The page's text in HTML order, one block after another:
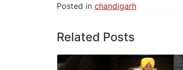
Posted in chandigarh
Related Posts